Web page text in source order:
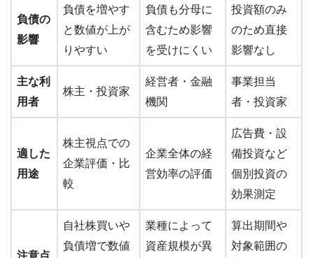
負債の
影響
負債を増やす
と数値が上が
りやすい
負債も分母に
含むため影響
を受けにくい
投資額のみ
のため直接
影響なし
主な利
用者
株主・投資家
経営者・金融
機関
事業担当
者・投資家
適した
用途
株主視点での
企業評価・比
較
企業全体の経
営効率の評価
広告費・設
備投資など
個別投資の
効果測定
自社株買いや
負債増で数値
業種によって
資産規模が異
算出期間や
対象範囲の